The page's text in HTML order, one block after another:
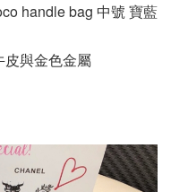
handle bag 中號 寶藍
皮與金色金屬